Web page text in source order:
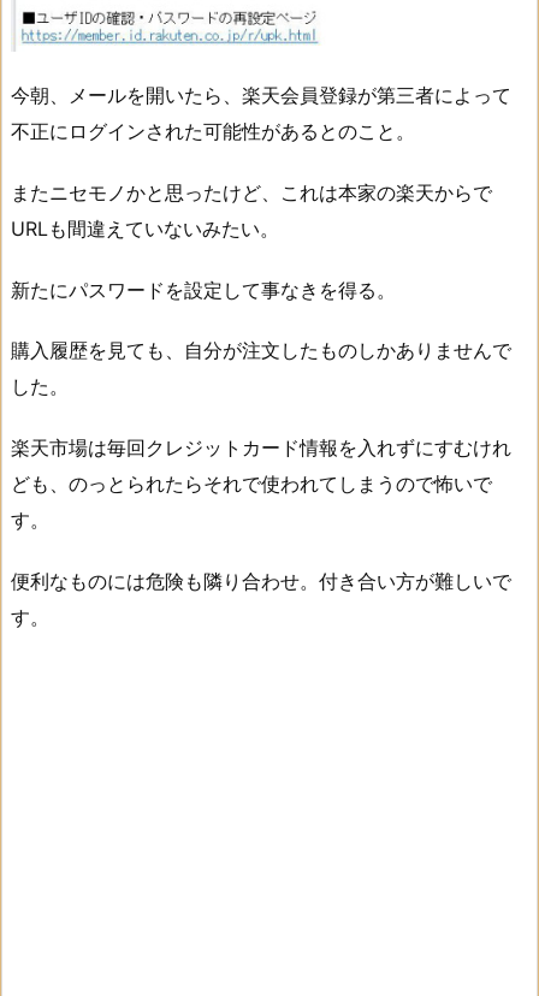
今朝、メールを開いたら、楽天会員登録が第三者によって
不正にログインされた可能性があるとのこと。
またニセモノかと思ったけど、これは本家の楽天からで
URLも間違えていないみたい。
新たにパスワードを設定して事なきを得る。
購入履歴を見ても、自分が注文したものしかありませんで
した。
楽天市場は毎回クレジットカード情報を入れずにすむけれ
ども、のっとられたらそれで使われてしまうので怖いで
す。
便利なものには危険も隣り合わせ。付き合い方が難しいで
す。